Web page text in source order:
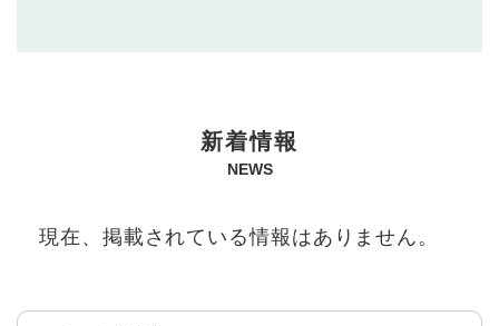
新着情報
NEWS
現在、掲載されている情報はありません。